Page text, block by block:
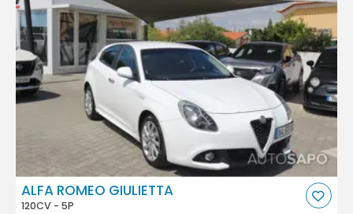
ALFA ROMEO GIULIETTA
120CV - 5P